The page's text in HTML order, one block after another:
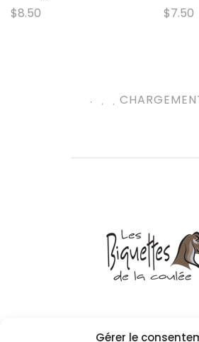
Gérer le
$8.50 $7.50
. . .
© 2021